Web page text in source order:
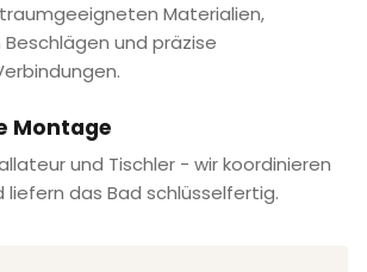
Materialien,
und präzise
Montage
und Tischler - wir koordinieren
liefern das Bad schlüsselfertig.